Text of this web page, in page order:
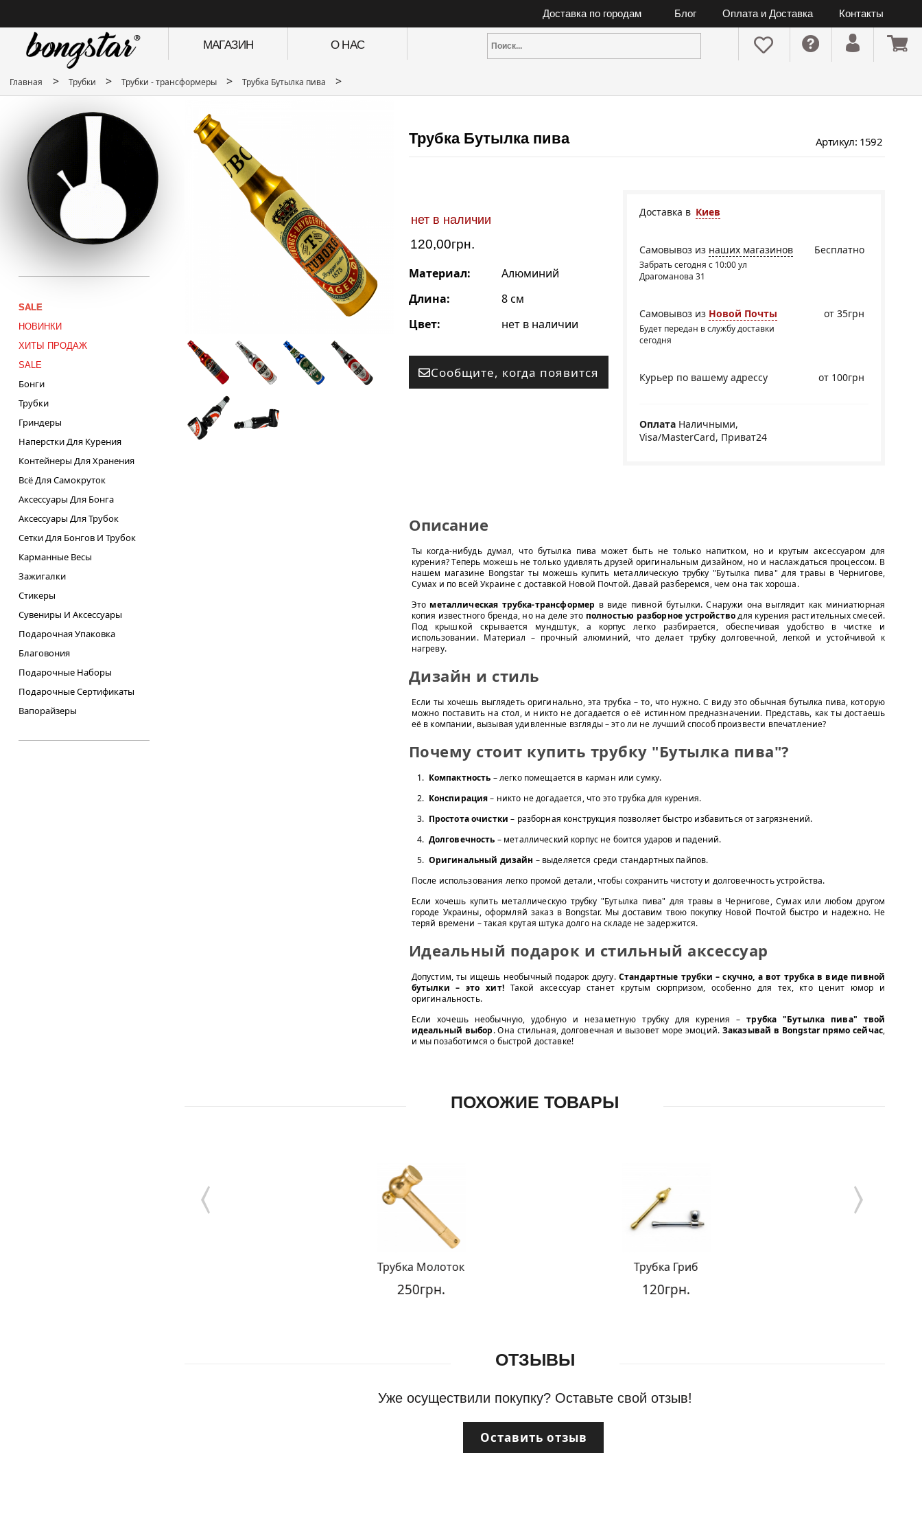
Доставка по городам Блог Оплата и Доставка Контакты
МАГАЗИН О НАС
Главная > Трубки > Трубки - трансформеры > Трубка Бутылка пива >
SALE
НОВИНКИ
ХИТЫ ПРОДАЖ
SALE
Бонги
Трубки
Гриндеры
Наперстки Для Курения
Контейнеры Для Хранения
Всё Для Самокруток
Аксессуары Для Бонга
Аксессуары Для Трубок
Сетки Для Бонгов И Трубок
Карманные Весы
Зажигалки
Стикеры
Сувениры И Аксессуары
Подарочная Упаковка
Благовония
Подарочные Наборы
Подарочные Сертификаты
Вапорайзеры
Трубка Бутылка пива Артикул: 1592
нет в наличии
120,00грн.
Материал:
Алюминий
Длина:
8 см
Цвет:
нет в наличии
Сообщите, когда появится
Доставка в Киев
Бесплатно
Самовывоз из наших магазинов
Забрать сегодня с 10:00 ул
Драгоманова 31
Самовывоз из Новой Почты
Будет передан в службу доставки
сегодня
от 35грн
Курьер по вашему адрессу от 100грн
Оплата Наличными,
Visa/MasterCard, Приват24
Описание
Ты когда-нибудь думал, что бутылка пива может быть не только напитком, но и крутым аксессуаром для
курения? Теперь можешь не только удивлять друзей оригинальным дизайном, но и наслаждаться процессом. В
нашем магазине Bongstar ты можешь купить металлическую трубку "Бутылка пива" для травы в Чернигове,
Сумах и по всей Украине с доставкой Новой Почтой. Давай разберемся, чем она так хороша.
Это металлическая трубка-трансформер в виде пивной бутылки. Снаружи она выглядит как миниатюрная
копия известного бренда, но на деле это полностью разборное устройстводля курения растительных смесей.
Под крышкой скрывается мундштук, а корпус легко разбирается, обеспечивая удобство в чистке и
использовании. Материал – прочный алюминий, что делает трубку долговечной, легкой и устойчивой к
нагреву.
Дизайн и стиль
Если ты хочешь выглядеть оригинально, эта трубка – то, что нужно. С виду это обычная бутылка пива, которую
можно поставить на стол, и никто не догадается о её истинном предназначении. Представь, как ты достаешь
её в компании, вызывая удивленные взгляды – это ли не лучший способ произвести впечатление?
Почему стоит купить трубку "Бутылка пива"?
Компактность – легко помещается в карман или сумку.
Конспирация– никто не догадается, что это трубка для курения.
Простота очистки – разборная конструкция позволяет быстро избавиться от загрязнений.
Долговечность – металлический корпус не боится ударов и падений.
Оригинальный дизайн – выделяется среди стандартных пайпов.
После использования легко промой детали, чтобы сохранить чистоту и долговечность устройства.
Если хочешь купить металлическую трубку "Бутылка пива" для травы в Чернигове, Сумах или любом другом
городе Украины, оформляй заказ в Bongstar. Мы доставим твою покупку Новой Почтой быстро и надежно. Не
теряй времени – такая крутая штука долго на складе не задержится.
Идеальный подарок и стильный аксессуар
Допустим, ты ищешь необычный подарок другу. Стандартные трубки – скучно, а вот трубка в виде пивной
бутылки – это хит!Такой аксессуар станет крутым сюрпризом, особенно для тех, кто ценит юмор и
оригинальность.
Если хочешь необычную, удобную и незаметную трубку для курения –трубка "Бутылка пива" твой
идеальный выбор. Она стильная, долговечная и вызовет море эмоций. Заказывай в Bongstar прямо сейчас,
и мы позаботимся о быстрой доставке!
ПОХОЖИЕ ТОВАРЫ
Трубка Молоток
250грн.
Трубка Гриб
120грн.
ОТЗЫВЫ
Уже осуществили покупку? Оставьте свой отзыв!
Оставить отзыв